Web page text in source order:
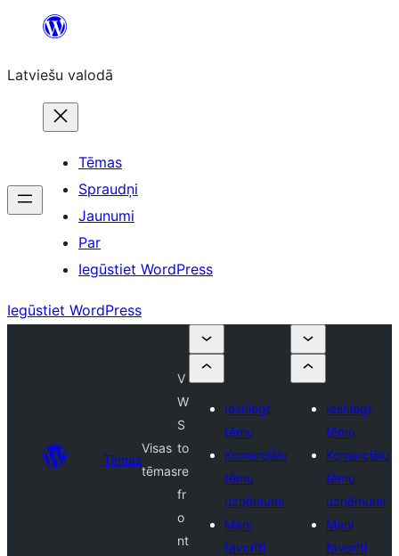
Pāriet
saturu
Latviešu valodā
Tēmas
Spraudņi
Jaunumi
Par
Iegūstiet WordPress
Iegūstiet WordPress
Tēmas
Visas
tēmas
V
W
S
to
re
fr
o
nt
Iesniegt
tēmu
Komerciālu
tēmu
uzņēmumi
Mani
favorīti
Iesniegt
tēmu
Komerciālu
tēmu
uzņēmumi
Mani
favorīti